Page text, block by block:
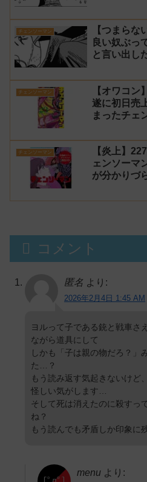
チェンソーマン
【つまらな
良い奴ぶっ
と言い出し
チェンソーマン
【オワコン
遂に初日売
まったチェ
チェンソーマン
【炎上】
ェンソーマ
が分かりづ
コメント
匿名 より:
2026年2月4日 1:45 AM
ヨルって子である銃と戦車さ
ながら道具にして
しかも「子は親の物だろ？」
た…？
もう読み返す気起きないけど
怪しい気がします…
そして死は消えたのに殺すっ
ね？
もう読んでも矛盾しか印象に
menu より: